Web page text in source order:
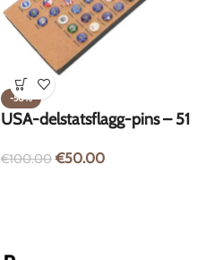
-50%
USA-delstatsflagg-pins – 51
€100.00 €50.00